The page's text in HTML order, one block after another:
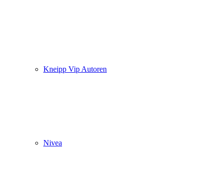
Kneipp Vip Autoren
Nivea